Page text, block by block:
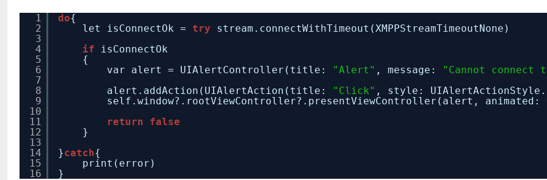
1
2
3
4
5
6
7
8
9
10
11
12
13
14
15
16
do{
let isConnectOk = try
stream.connectWithTimeout(XMPPStreamTimeoutNone)
if
isConnectOk
{
var alert = UIAlertController(title:
"Alert" , message: "Cannot
alert.addAction(UIAlertAction(title:
"Click" , style:
self.window?.rootViewController?.presentViewController(alert, animated:
return
false
}
}catch{
print(error)
}